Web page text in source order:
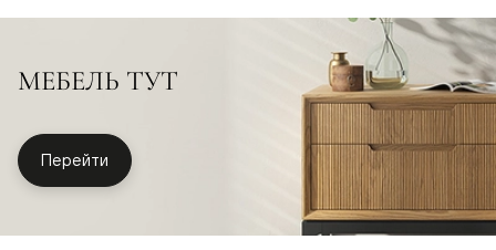
МЕБЕЛЬ ТУТ
Перейти